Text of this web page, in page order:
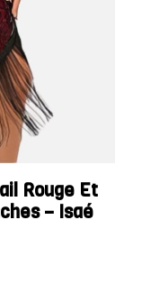
Rouge Et
– Isaé